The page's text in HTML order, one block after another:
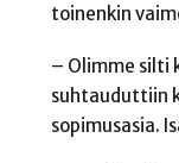
toinenkin
– Olimme silti
suhtauduttiin
sopimusasia.